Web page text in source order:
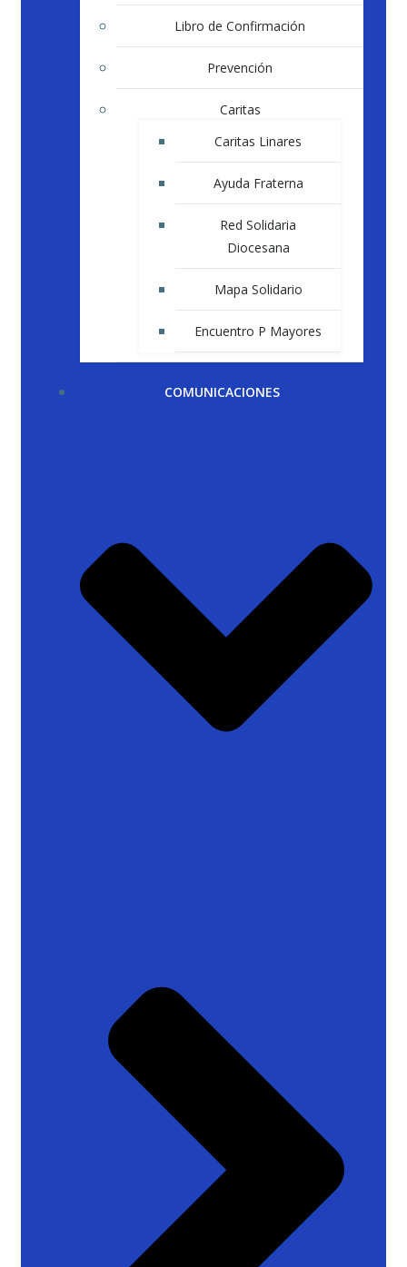
Libro de Confirmación
Prevención
Caritas
Caritas Linares
Ayuda Fraterna
Red Solidaria
Diocesana
Mapa Solidario
Encuentro P Mayores
COMUNICACIONES